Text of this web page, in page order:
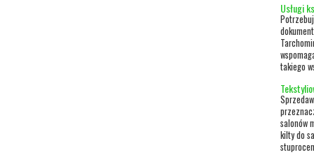
Usługi
takiego
salonów
kilty do